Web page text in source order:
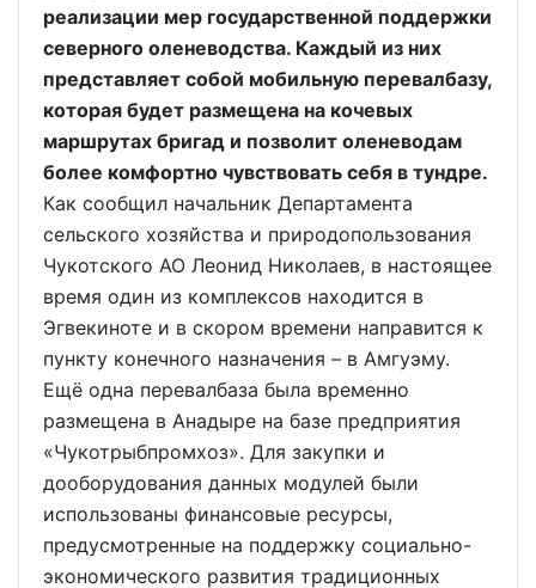
реализации мер государственной поддержки
северного оленеводства. Каждый из них
представляет собой мобильную перевалбазу,
которая будет размещена на кочевых
маршрутах бригад и позволит оленеводам
более комфортно чувствовать себя в тундре.
Как сообщил начальник Департамента
сельского хозяйства и природопользования
Чукотского АО Леонид Николаев, в настоящее
время один из комплексов находится в
Эгвекиноте и в скором времени направится к
пункту конечного назначения – в Амгуэму.
Ещё одна перевалбаза была временно
размещена в Анадыре на базе предприятия
«Чукотрыбпромхоз». Для закупки и
дооборудования данных модулей были
использованы финансовые ресурсы,
предусмотренные на поддержку социально-
экономического развития традиционных